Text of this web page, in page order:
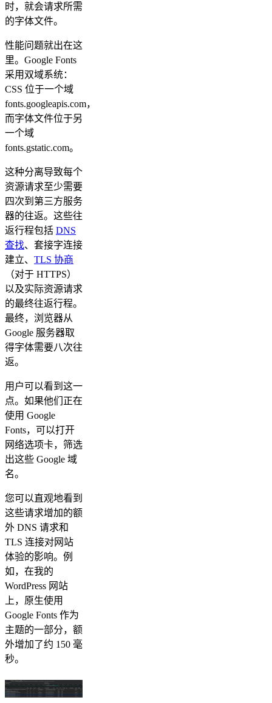
时，就会请求所需
的字体文件。
性能问题就出在这
里。Google Fonts
采用双域系统：
CSS 位于一个域
fonts.googleapis.com，
而字体文件位于另
一个域
fonts.gstatic.com。
这种分离导致每个
资源请求至少需要
四次到第三方服务
器的往返。这些往
返行程包括 DNS
查找、套接字连接
建立、 TLS 协商
（对于 HTTPS）
以及实际资源请求
的最终往返行程。
最终，浏览器从
Google 服务器取
得字体需要八次往
返。
用户可以看到这一
点。如果他们正在
使用 Google
Fonts，可以打开
网络选项卡，筛选
出这些 Google 域
名。
您可以直观地看到
这些请求增加的额
外 DNS 请求和
TLS 连接对网站
体验的影响。例
如，在我的
WordPress 网站
上，原生使用
Google Fonts 作为
主题的一部分，额
外增加了约 150 毫
秒。